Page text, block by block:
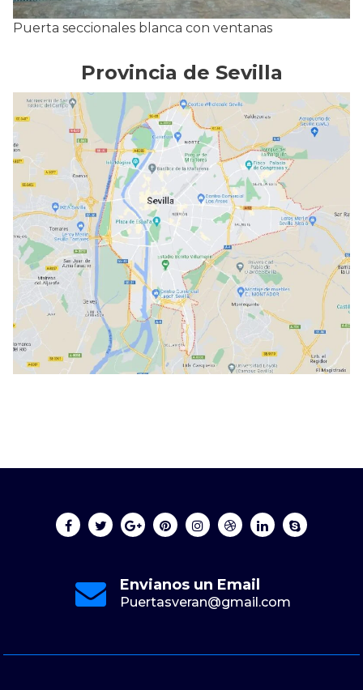
Puerta seccionales blanca con ventanas
Provincia de Sevilla
Envianos un Email
Puertasveran@gmail.com